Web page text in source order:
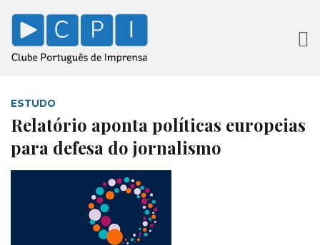
ESTUDO
Relatório aponta políticas europeias
para defesa do jornalismo